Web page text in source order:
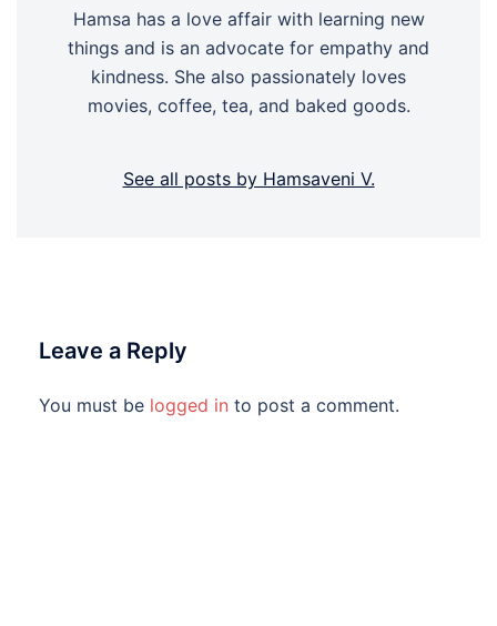
Hamsa has a love affair with learning new
things and is an advocate for empathy and
kindness. She also passionately loves
movies, coffee, tea, and baked goods.
See all posts by Hamsaveni V.
Leave a Reply
You must be logged in to post a comment.